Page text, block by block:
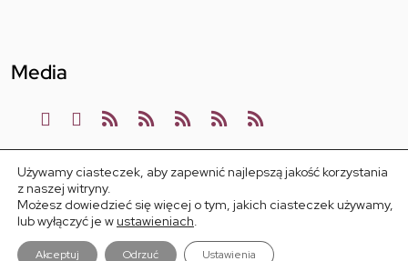
Media
STREFA LICENCJI 2023
Używamy ciasteczek, aby zapewnić najlepszą jakość korzystania
z naszej witryny.
Możesz dowiedzieć się więcej o tym, jakich ciasteczek używamy,
lub wyłączyć je w ustawieniach.
Akceptuj Odrzuć Ustawienia